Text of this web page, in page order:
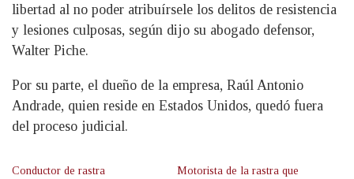
libertad al no poder atribuírsele los delitos de resistencia
y lesiones culposas, según dijo su abogado defensor,
Walter Piche.
Por su parte, el dueño de la empresa, Raúl Antonio
Andrade, quien reside en Estados Unidos, quedó fuera
del proceso judicial.
Conductor de rastra
Motorista de la rastra que